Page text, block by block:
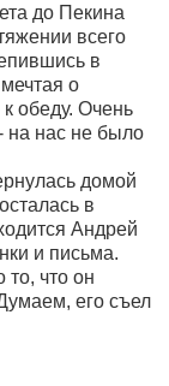
до Пекина
всего
в
о
обеду. Очень
на нас не было
домой
в
Андрей
и письма.
что он
его съел